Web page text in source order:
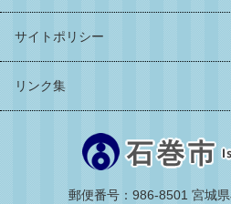
サイトポリシー
リンク集
郵便番号：986-8501 宮城